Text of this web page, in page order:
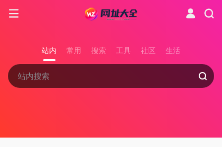
站内 常用 搜索 工具 社区 生活